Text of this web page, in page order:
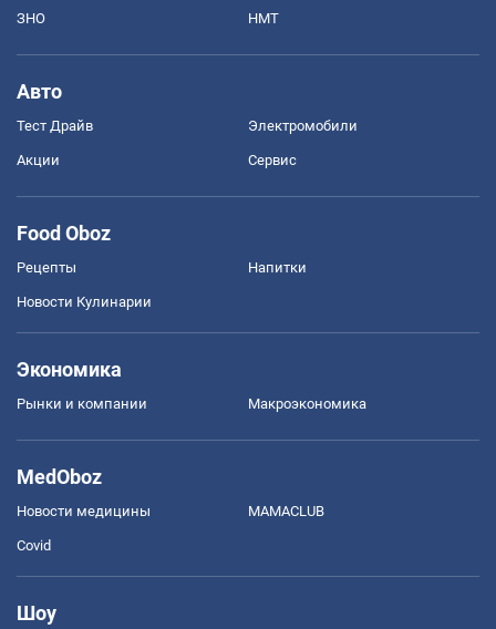
ЗНО НМТ
Авто
Тест Драйв Электромобили
Акции Сервис
Food Oboz
Рецепты Напитки
Новости Кулинарии
Экономика
Рынки и компании Mакроэкономика
MedOboz
Новости медицины MAMACLUB
Covid
Шоу